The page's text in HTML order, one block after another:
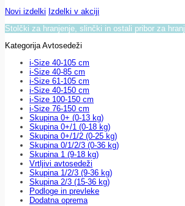
Novi izdelki Izdelki v akciji
Stolčki za hranjenje, slinčki in ostali pribor za
Kategorija Avtosedeži
i-Size 40-105 cm
i-Size 40-85 cm
i-Size 61-105 cm
i-Size 40-150 cm
i-Size 100-150 cm
i-Size 76-150 cm
Skupina 0+ (0-13 kg)
Skupina 0+/1 (0-18 kg)
Skupina 0+/1/2 (0-25 kg)
Skupina 0/1/2/3 (0-36 kg)
Skupina 1 (9-18 kg)
Vrtljivi avtosedeži
Skupina 1/2/3 (9-36 kg)
Skupina 2/3 (15-36 kg)
Podloge in prevleke
Dodatna oprema